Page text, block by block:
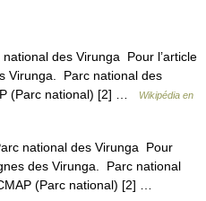
des Virunga Pour l’article
Virunga. Parc national des
(Parc national) [2] …
Wikipédia en
national des Virunga Pour
des Virunga. Parc national
(Parc national) [2] …